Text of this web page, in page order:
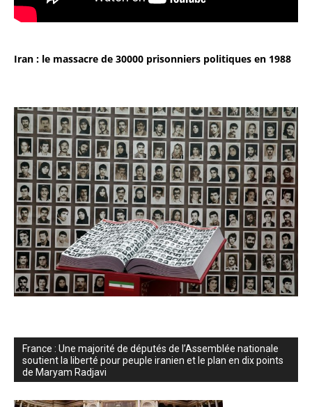
Iran : le massacre de 30000 prisonniers politiques en 1988
France : Une majorité de députés de l’Assemblée nationale
soutient la liberté pour peuple iranien et le plan en dix points
de Maryam Radjavi